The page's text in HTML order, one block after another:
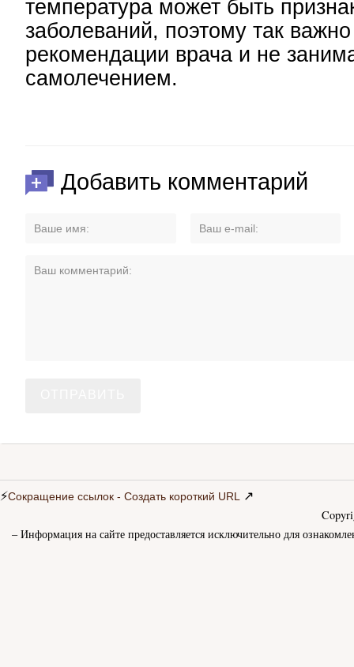
температура может быть
заболеваний, поэтому так
рекомендации врача и не
самолечением.
Добавить комментарий
⚡Сокращение ссылок - Создать короткий URL ↗
– Информация на сайте предоставляется исключительно для